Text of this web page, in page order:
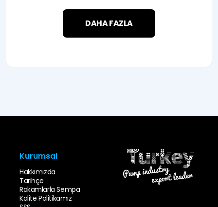
DAHA FAZLA
Kurumsal
Hakkımızda
Tarihçe
Rakamlarla Sempa
Kalite Politikamız